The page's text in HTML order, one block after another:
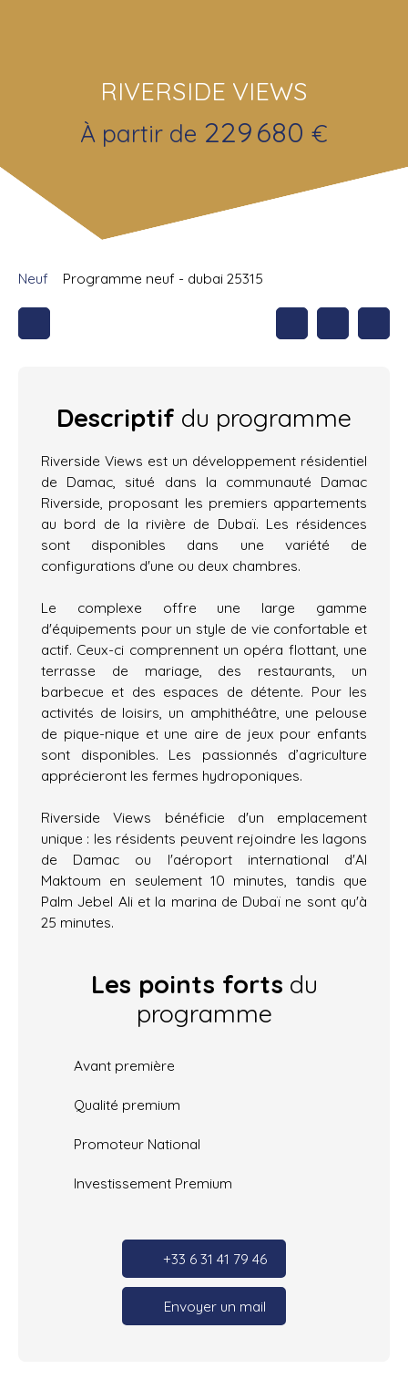
RIVERSIDE VIEWS
À partir de 229 680 €
Neuf Programme neuf - dubai 25315
Descriptif du programme
Riverside Views est un développement résidentiel
de Damac, situé dans la communauté Damac
Riverside, proposant les premiers appartements
au bord de la rivière de Dubaï. Les résidences
sont disponibles dans une variété de
configurations d'une ou deux chambres.
Le complexe offre une large gamme
d'équipements pour un style de vie confortable et
actif. Ceux-ci comprennent un opéra flottant, une
terrasse de mariage, des restaurants, un
barbecue et des espaces de détente. Pour les
activités de loisirs, un amphithéâtre, une pelouse
de pique-nique et une aire de jeux pour enfants
sont disponibles. Les passionnés d’agriculture
apprécieront les fermes hydroponiques.
Riverside Views bénéficie d'un emplacement
unique : les résidents peuvent rejoindre les lagons
de Damac ou l'aéroport international d'Al
Maktoum en seulement 10 minutes, tandis que
Palm Jebel Ali et la marina de Dubaï ne sont qu'à
25 minutes.
Les points forts du
programme
Avant première
Qualité premium
Promoteur National
Investissement Premium
+33 6 31 41 79 46
Envoyer un mail